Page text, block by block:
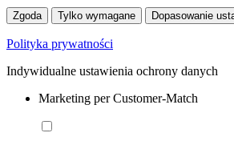
Zgoda Tylko wymagane Dopasowanie
Polityka prywatności
Indywidualne ustawienia ochrony danych
Marketing per Customer-Match